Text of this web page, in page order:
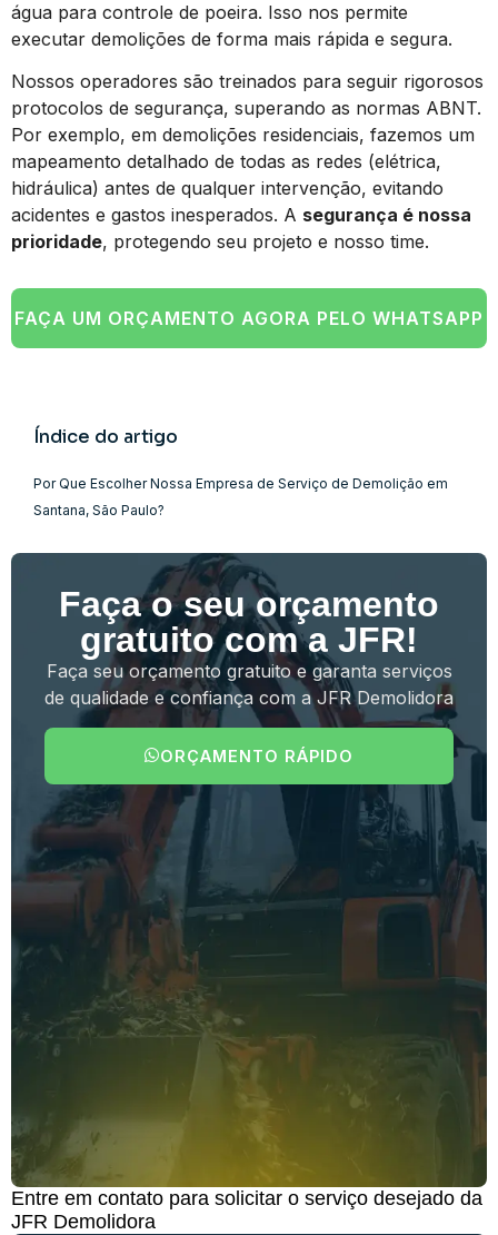
água para controle de poeira. Isso nos permite
executar demolições de forma mais rápida e segura.
Nossos operadores são treinados para seguir rigorosos
protocolos de segurança, superando as normas ABNT.
Por exemplo, em demolições residenciais, fazemos um
mapeamento detalhado de todas as redes (elétrica,
hidráulica) antes de qualquer intervenção, evitando
acidentes e gastos inesperados. A segurança é nossa
prioridade, protegendo seu projeto e nosso time.
FAÇA UM ORÇAMENTO AGORA PELO WHATSAPP
Índice do artigo
Por Que Escolher Nossa Empresa de Serviço de Demolição em
Santana, São Paulo?
Faça o seu orçamento
gratuito com a JFR!
Faça seu orçamento gratuito e garanta serviços
de qualidade e confiança com a JFR Demolidora
ORÇAMENTO RÁPIDO
Entre em contato para solicitar o serviço desejado da
JFR Demolidora